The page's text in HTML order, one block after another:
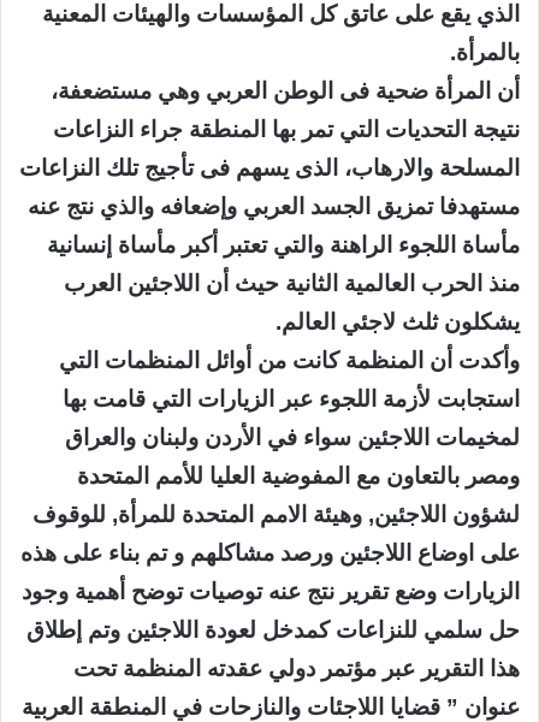
الذي يقع على عاتق كل المؤسسات والهيئات المعنية
بالمرأة.
أن المرأة ضحية فى الوطن العربي وهي مستضعفة،
نتيجة التحديات التي تمر بها المنطقة جراء النزاعات
المسلحة والارهاب، الذى يسهم فى تأجيج تلك النزاعات
مستهدفا تمزيق الجسد العربي وإضعافه والذي نتج عنه
مأساة اللجوء الراهنة والتي تعتبر أكبر مأساة إنسانية
منذ الحرب العالمية الثانية حيث أن اللاجئين العرب
يشكلون ثلث لاجئي العالم.
وأكدت أن المنظمة كانت من أوائل المنظمات التي
استجابت لأزمة اللجوء عبر الزيارات التي قامت بها
لمخيمات اللاجئين سواء في الأردن ولبنان والعراق
ومصر بالتعاون مع المفوضية العليا للأمم المتحدة
لشؤون اللاجئين, وهيئة الامم المتحدة للمرأة, للوقوف
على اوضاع اللاجئين ورصد مشاكلهم و تم بناء على هذه
الزيارات وضع تقرير نتج عنه توصيات توضح أهمية وجود
حل سلمي للنزاعات كمدخل لعودة اللاجئين وتم إطلاق
هذا التقرير عبر مؤتمر دولي عقدته المنظمة تحت
عنوان ” قضايا اللاجئات والنازحات في المنطقة العربية